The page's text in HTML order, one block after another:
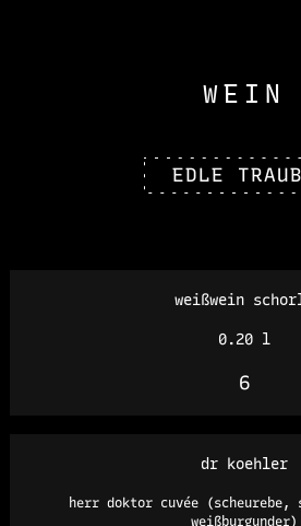
WEIN
EDLE
weißwein
0.20 l
6
dr koehler
herr doktor cuvée (scheurebe,
weißburgunder)